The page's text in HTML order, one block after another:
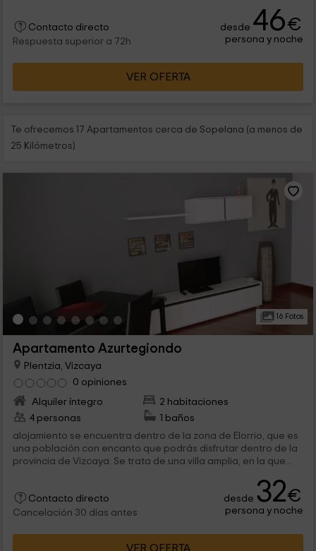
Contacto directo
Respuesta superior a 72h
desde 46€
persona y noche
VER OFERTA
Te ofrecemos 17 Apartamentos cerca de Sopelana (a menos de
25 Kilómetros)
16 Fotos
Apartamento Azurtegiondo
Plentzia, Vizcaya
0 opiniones
Alquiler íntegro
2 habitaciones
4 personas
1 baños
alojamiento se encuentra dentro de la zona de Elorrio, que es
una población con encanto que podrás disfrutar dentro de la
provincia de Vizcaya. Se trata de una villa amplia, en la que...
Contacto directo
Cancelación 30 días antes
desde 32€
persona y noche
VER OFERTA